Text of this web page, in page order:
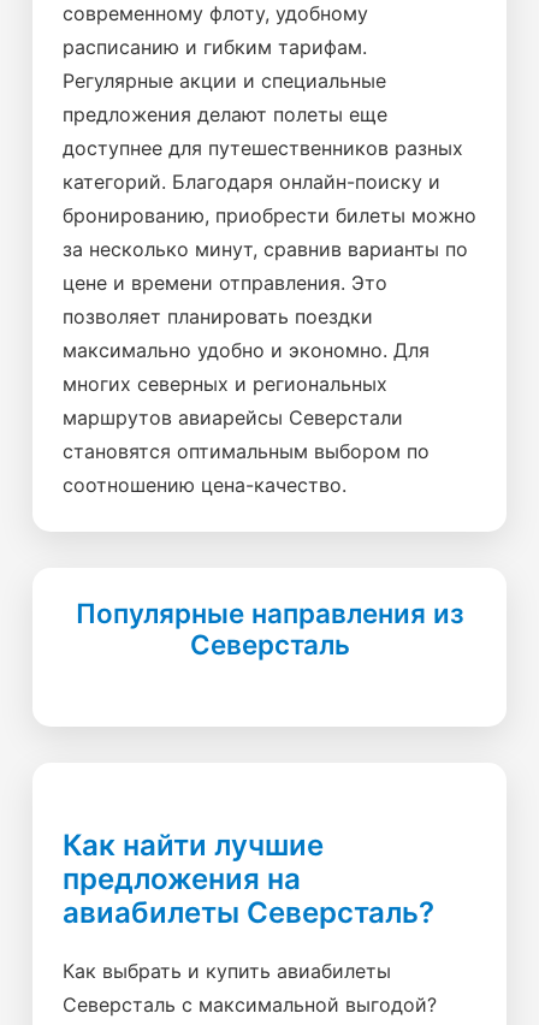
современному флоту, удобному
расписанию и гибким тарифам.
Регулярные акции и специальные
предложения делают полеты еще
доступнее для путешественников разных
категорий. Благодаря онлайн-поиску и
бронированию, приобрести билеты можно
за несколько минут, сравнив варианты по
цене и времени отправления. Это
позволяет планировать поездки
максимально удобно и экономно. Для
многих северных и региональных
маршрутов авиарейсы Северстали
становятся оптимальным выбором по
соотношению цена-качество.
Популярные направления из
Северсталь
Как найти лучшие
предложения на
авиабилеты Северсталь?
Как выбрать и купить авиабилеты
Северсталь с максимальной выгодой?